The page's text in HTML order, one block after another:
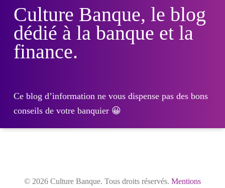
Culture Banque, le blog
dédié à la banque et la
finance.
Ce blog d’information ne vous dispense pas des bons
conseils de votre banquier 😀
© 2026 Culture Banque. Tous droits réservés. Mentions